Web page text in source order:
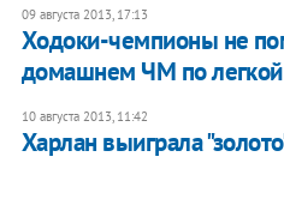
09 августа 2013, 17:13
Ходоки-чемпионы не
домашнем ЧМ по легкой
10 августа 2013, 11:42
Харлан выиграла